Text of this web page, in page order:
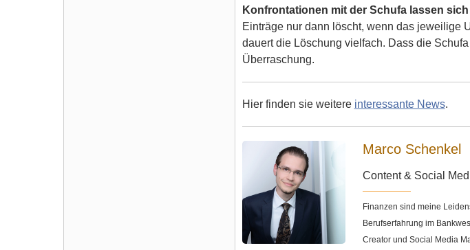
Konfrontationen mit der Schufa lassen
Einträge nur dann löscht, wenn das jeweilige
dauert die Löschung vielfach. Dass die
Überraschung.
Hier finden sie weitere interessante News.
Marco Schenkel
Content & Social
Finanzen sind meine
Berufserfahrung im
Creator und Social Media